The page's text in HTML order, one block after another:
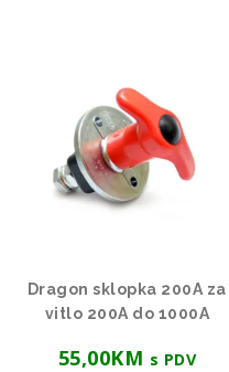
Dragon sklopka 200A za
vitlo 200A do 1000A
55,00KM s PDV